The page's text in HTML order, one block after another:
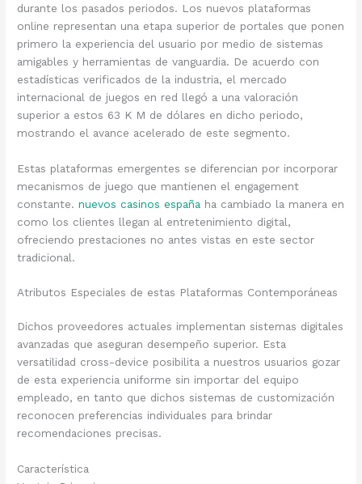
durante los pasados periodos. Los nuevos plataformas
online representan una etapa superior de portales que ponen
primero la experiencia del usuario por medio de sistemas
amigables y herramientas de vanguardia. De acuerdo con
estadísticas verificados de la industria, el mercado
internacional de juegos en red llegó a una valoración
superior a estos 63 K M de dólares en dicho periodo,
mostrando el avance acelerado de este segmento.
Estas plataformas emergentes se diferencian por incorporar
mecanismos de juego que mantienen el engagement
constante.nuevos casinos españa ha cambiado la manera en
como los clientes llegan al entretenimiento digital,
ofreciendo prestaciones no antes vistas en este sector
tradicional.
Atributos Especiales de estas Plataformas Contemporáneas
Dichos proveedores actuales implementan sistemas digitales
avanzadas que aseguran desempeño superior. Esta
versatilidad cross-device posibilita a nuestros usuarios gozar
de esta experiencia uniforme sin importar del equipo
empleado, en tanto que dichos sistemas de customización
reconocen preferencias individuales para brindar
recomendaciones precisas.
Característica